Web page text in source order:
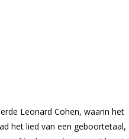
Leonard Cohen, waarin het
het lied van een geboortetaal,